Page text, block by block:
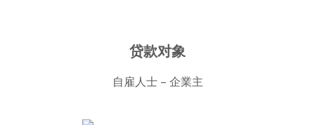
贷款对象
自雇人士 – 企業主